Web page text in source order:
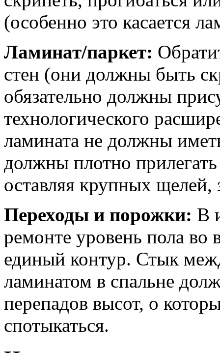
(особенно это касается
Ламинат/паркет:
стен (они должны быть
обязательно должны
технологического
ламината не должны
должны плотно
оставляя крупных щелей,
Переходы и порожки: В
ремонте уровень пола во
единый контур. Стык
ламинатом в спальне
перепадов высот, о
спотыкаться.